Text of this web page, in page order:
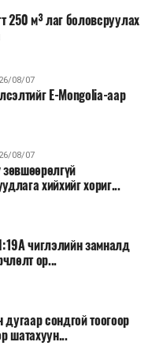
авах;
зүйн салбараас бусад
бусад кино,
урамшуулал.
горимыг 2026 оны
мөрдөнө. Харин
горимд
сургуулийн хүүхдийн
томуу, томуу төст
зэрэг зайлшгүй
онцоллоо.
захирагч нарт
20 хувиар бууруулах,
250 м³ лаг боловсруулах
08/07
E-Mongolia-аар
08/07
хийхийг хориг...
чиглэлийн замналд
ор...
сондгой тоогоор
шатахуун...